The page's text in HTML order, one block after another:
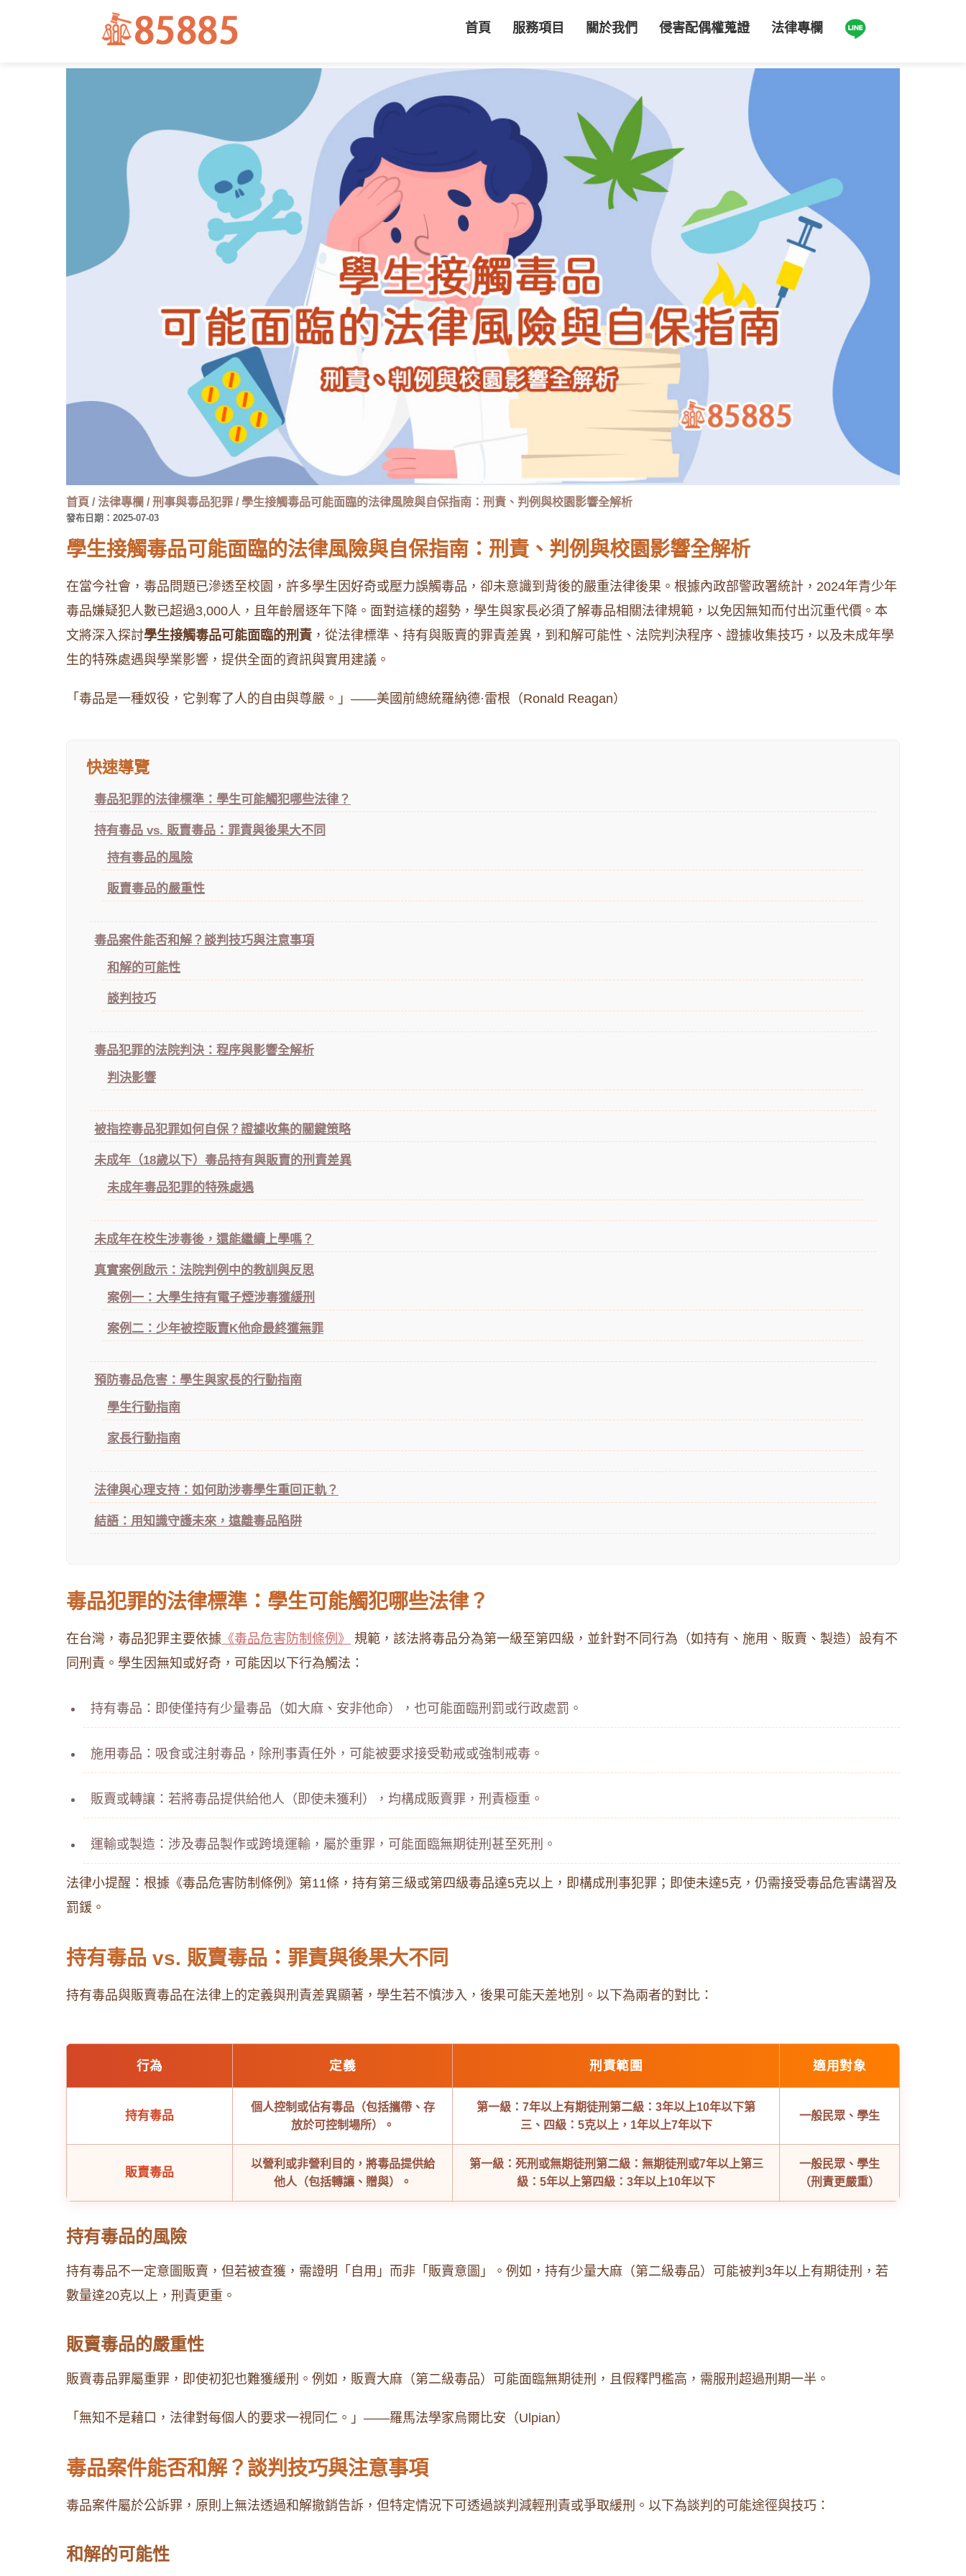
首頁 服務項目 關於我們 侵害配偶權蒐證 法律專欄
首頁 /法律專欄 /刑事與毒品犯罪 / 學生接觸毒品可能面臨的法律風險與自保指南：刑責、判例與校園影響全解析
發布日期：2025-07-03
學生接觸毒品可能面臨的法律風險與自保指南：刑責、判例與校園影響全解析
在當今社會，毒品問題已滲透至校園，許多學生因好奇或壓力誤觸毒品，卻未意識到背後的嚴重法律後果。根據內政部警政署統計，2024年青少年
毒品嫌疑犯人數已超過3,000人，且年齡層逐年下降。面對這樣的趨勢，學生與家長必須了解毒品相關法律規範，以免因無知而付出沉重代價。本
文將深入探討學生接觸毒品可能面臨的刑責 ，從法律標準、持有與販賣的罪責差異，到和解可能性、法院判決程序、證據收集技巧，以及未成年學
生的特殊處遇與學業影響，提供全面的資訊與實用建議。
「毒品是一種奴役，它剝奪了人的自由與尊嚴。」——美國前總統羅納德·雷根（Ronald Reagan）
快速導覽
毒品犯罪的法律標準：學生可能觸犯哪些法律？
持有毒品 vs. 販賣毒品：罪責與後果大不同
持有毒品的風險
販賣毒品的嚴重性
毒品案件能否和解？談判技巧與注意事項
和解的可能性
談判技巧
毒品犯罪的法院判決：程序與影響全解析
判決影響
被指控毒品犯罪如何自保？證據收集的關鍵策略
未成年（18歲以下）毒品持有與販賣的刑責差異
未成年毒品犯罪的特殊處遇
未成年在校生涉毒後，還能繼續上學嗎？
真實案例啟示：法院判例中的教訓與反思
案例一：大學生持有電子煙涉毒獲緩刑
案例二：少年被控販賣K他命最終獲無罪
預防毒品危害：學生與家長的行動指南
學生行動指南
家長行動指南
法律與心理支持：如何助涉毒學生重回正軌？
結語：用知識守護未來，遠離毒品陷阱
毒品犯罪的法律標準：學生可能觸犯哪些法律？
在台灣，毒品犯罪主要依據 《毒品危害防制條例》
規範，該法將毒品分為第一級至第四級，並針對不同行為（如持有、施用、販賣、製造）設有不
同刑責。學生因無知或好奇，可能因以下行為觸法：
持有毒品：即使僅持有少量毒品（如大麻、安非他命），也可能面臨刑罰或行政處罰。
施用毒品：吸食或注射毒品，除刑事責任外，可能被要求接受勒戒或強制戒毒。
販賣或轉讓：若將毒品提供給他人（即使未獲利），均構成販賣罪，刑責極重。
運輸或製造：涉及毒品製作或跨境運輸，屬於重罪，可能面臨無期徒刑甚至死刑。
法律小提醒：根據《毒品危害防制條例》第11條，持有第三級或第四級毒品達5克以上，即構成刑事犯罪；即使未達5克，仍需接受毒品危害講習及
罰鍰。
持有毒品 vs. 販賣毒品：罪責與後果大不同
持有毒品與販賣毒品在法律上的定義與刑責差異顯著，學生若不慎涉入，後果可能天差地別。以下為兩者的對比：
行為 定義 刑責範圍 適用對象
持有毒品
個人控制或佔有毒品（包括攜帶、存
放於可控制場所）。
第一級：7年以上有期徒刑 第二級：3年以上10年以下第
三、四級：5克以上，1年以上7年以下
一般民眾、學生
販賣毒品
以營利或非營利目的，將毒品提供給
他人（包括轉讓、贈與）。
第一級：死刑或無期徒刑 第二級：無期徒刑或7年以上第三
級：5年以上第四級：3年以上10年以下
一般民眾、學生
（刑責更嚴重）
持有毒品的風險
持有毒品不一定意圖販賣，但若被查獲，需證明「自用」而非「販賣意圖」。例如，持有少量大麻（第二級毒品）可能被判3年以上有期徒刑，若
數量達20克以上，刑責更重。
販賣毒品的嚴重性
販賣毒品罪屬重罪，即使初犯也難獲緩刑。例如，販賣大麻（第二級毒品）可能面臨無期徒刑，且假釋門檻高，需服刑超過刑期一半。
「無知不是藉口，法律對每個人的要求一視同仁。」——羅馬法學家烏爾比安（Ulpian）
毒品案件能否和解？談判技巧與注意事項
毒品案件屬於公訴罪，原則上無法透過和解撤銷告訴，但特定情況下可透過談判減輕刑責或爭取緩刑。以下為談判的可能途徑與技巧：
和解的可能性